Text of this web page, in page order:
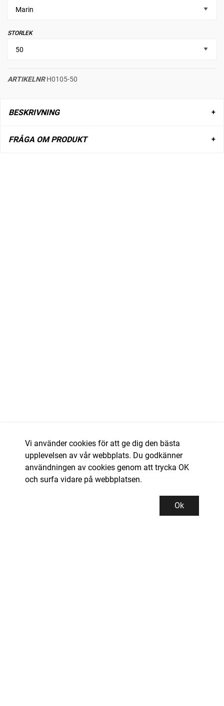
STORLEK
ARTIKELNRH0105-50
BESKRIVNING
FRÅGA OM PRODUKT
Vi använder cookies för att ge dig den bästa
upplevelsen av vår webbplats. Du godkänner
användningen av cookies genom att trycka OK
och surfa vidare på webbplatsen.
Ok